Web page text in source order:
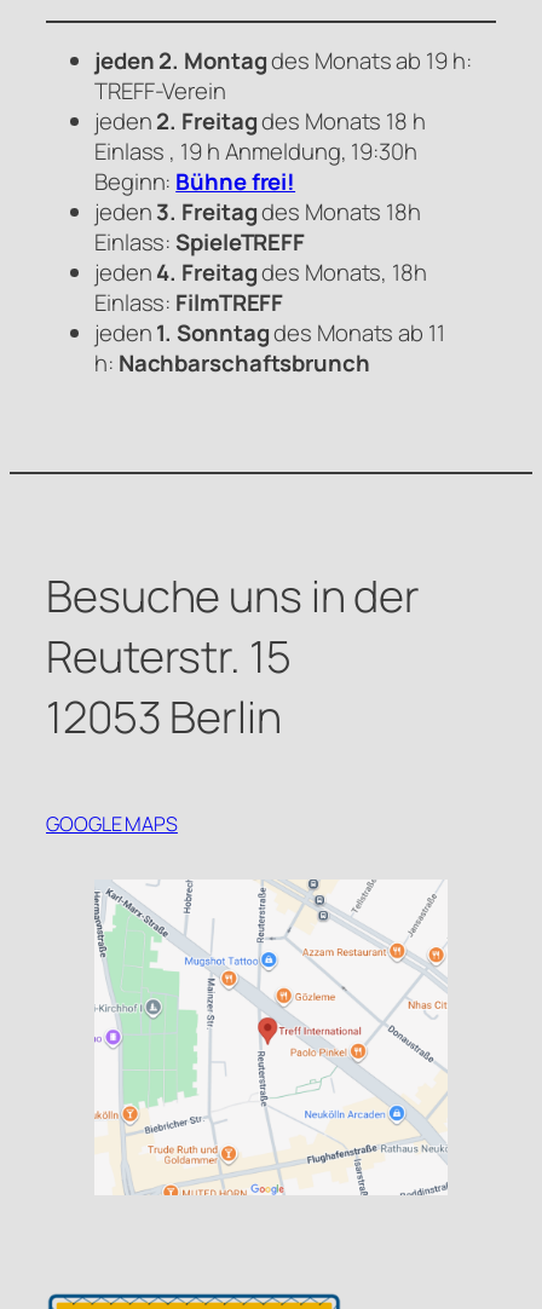
jeden 2. Montagdes Monats ab 19 h:
TREFF-Verein
jeden2. Freitagdes Monats 18 h
Einlass , 19 h Anmeldung, 19:30h
Beginn: Bühne frei!
jeden3. Freitagdes Monats 18h
Einlass:SpieleTREFF
jeden4. Freitagdes Monats, 18h
Einlass: FilmTREFF
jeden1. Sonntagdes Monats ab 11
h: Nachbarschaftsbrunch
Besuche uns in der
Reuterstr. 15
12053 Berlin
GOOGLE MAPS